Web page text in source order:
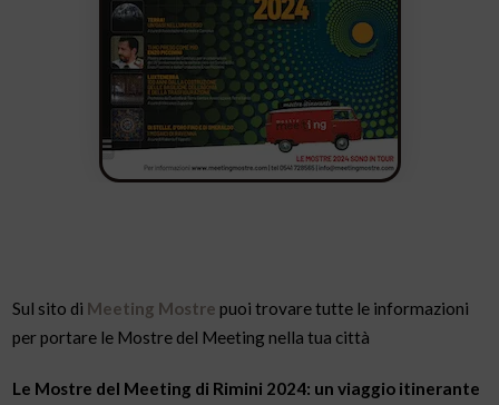
Sul sito di Meeting Mostre puoi trovare tutte le informazioni
per portare le Mostre del Meeting nella tua città
Le Mostre del Meeting di Rimini 2024: un viaggio itinerante